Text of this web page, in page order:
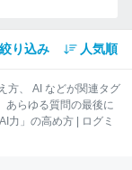
絞り込み 人気順
方、 AI などが関連タグ
あらゆる質問の最後に
」の高め方 | ログミ